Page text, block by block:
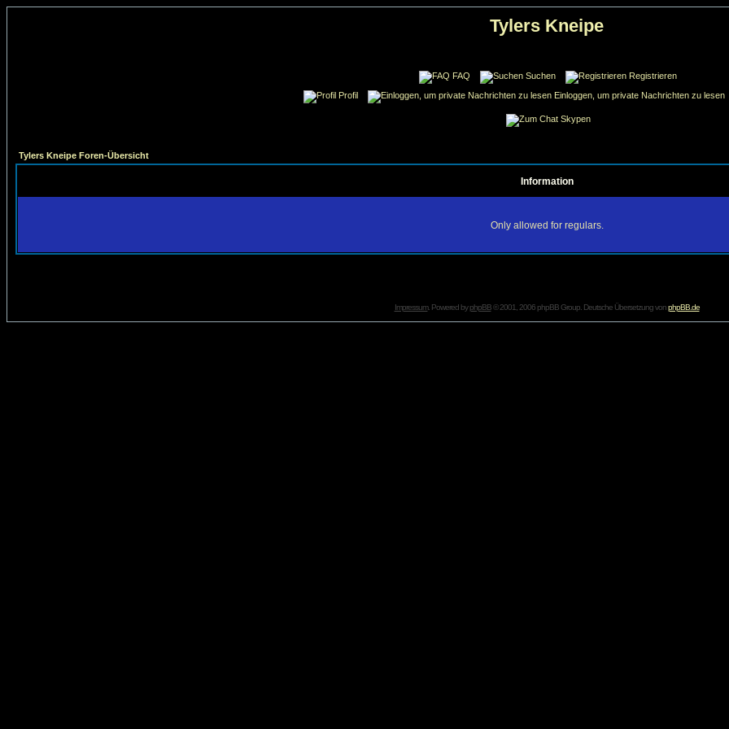
Tylers Kneipe
FAQ Suchen
Registrieren
Profil
Einloggen, um private Nachrichten zu lesen
Skypen
Tylers Kneipe Foren-Übersicht
Information
Only allowed for regulars.
Impressum. Powered byphpBB© 2001, 2006 phpBB Group. Deutsche Übersetzung vonphpBB.de